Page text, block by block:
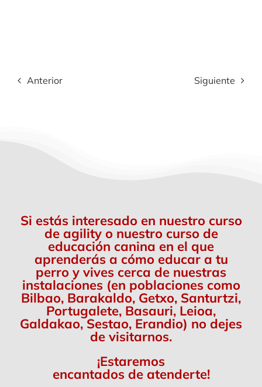
Anterior Siguiente
Si estás interesado en nuestro curso
de agility o nuestro curso de
educación canina en el que
aprenderás a cómo educar a tu
perro y vives cerca de nuestras
instalaciones (en poblaciones como
Bilbao, Barakaldo, Getxo, Santurtzi,
Portugalete, Basauri, Leioa,
Galdakao, Sestao, Erandio) no dejes
de visitarnos.
¡Estaremos
encantados de atenderte!